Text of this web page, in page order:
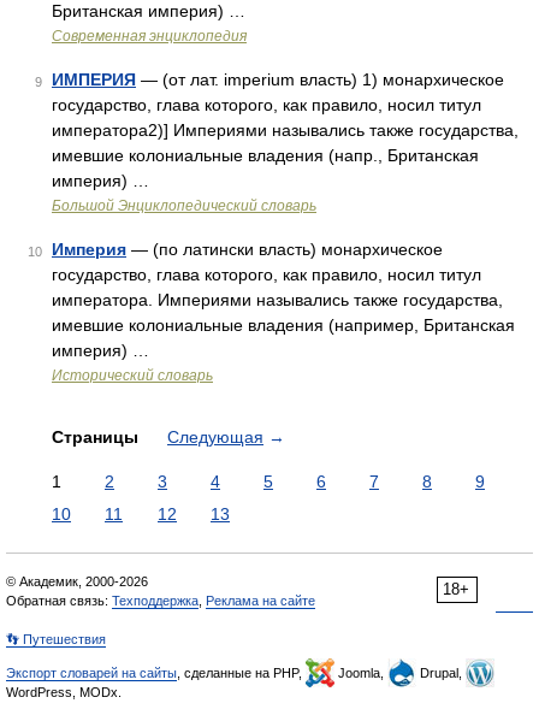
Британская империя) …
Современная энциклопедия
9 ИМПЕРИЯ — (от лат. imperium власть) 1) монархическое
государство, глава которого, как правило, носил титул
императора2)] Империями назывались также государства,
имевшие колониальные владения (напр., Британская
империя) …
Большой Энциклопедический словарь
10 Империя — (по латински власть) монархическое
государство, глава которого, как правило, носил титул
императора. Империями назывались также государства,
имевшие колониальные владения (например, Британская
империя) …
Исторический словарь
Страницы Следующая →
1 2 3 4 5 6 7 8
9
10
11 12 13
18+
© Академик, 2000-2026
Обратная связь: Техподдержка Реклама на сайте
👣 Путешествия
Экспорт словарей на сайты , сделанные на PHP, Joomla,
Drupal,
WordPress, MODx.